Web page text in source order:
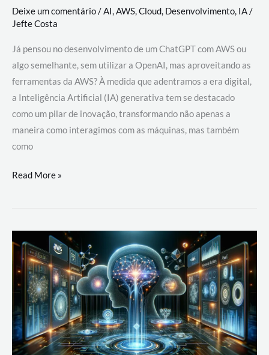
Deixe um comentário/AI,AWS,Cloud, Desenvolvimento, IA/
Jefte Costa
Já pensou no desenvolvimento de um ChatGPT com AWS ou
algo semelhante, sem utilizar a OpenAI, mas aproveitando as
ferramentas da AWS? À medida que adentramos a era digital,
a Inteligência Artificial (IA) generativa tem se destacado
como um pilar de inovação, transformando não apenas a
maneira como interagimos com as máquinas, mas também
como
Desenvolvimento
um
com
AWS
Read More »